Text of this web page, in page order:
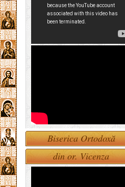
Biserica Ortodoxă
din or. Vicenza